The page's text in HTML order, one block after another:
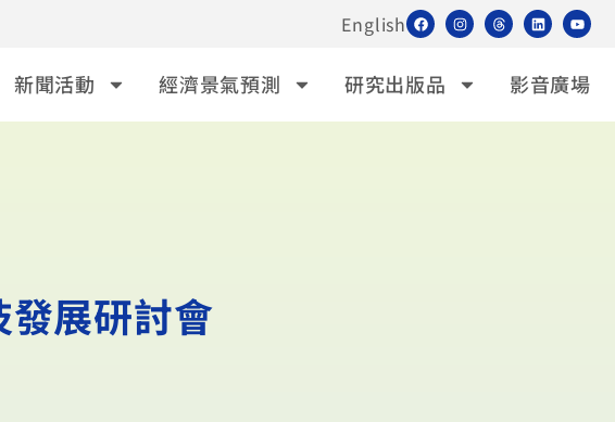
English
新聞活動 經濟景氣預測 研究出版品 影音廣場
發展研討會